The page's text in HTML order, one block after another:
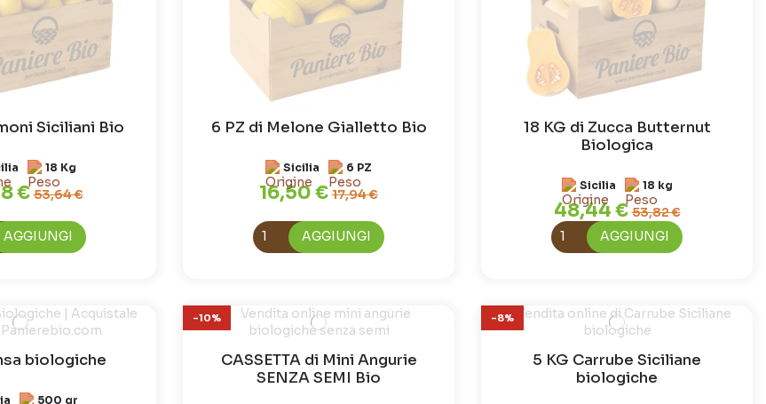
Siciliani Bio
18 Kg
€53,64 €
AGGIUNGI
6 PZ di Melone Gialletto Bio
Sicilia 6 PZ
16,50 €17,94 €
AGGIUNGI
18 KG di Zucca Butternut
Biologica
Sicilia 18 kg
48,44 €53,82 €
AGGIUNGI
biologiche
500 gr
-10%
CASSETTA di Mini Angurie
SENZA SEMI Bio
-8%
5 KG Carrube Siciliane
biologiche